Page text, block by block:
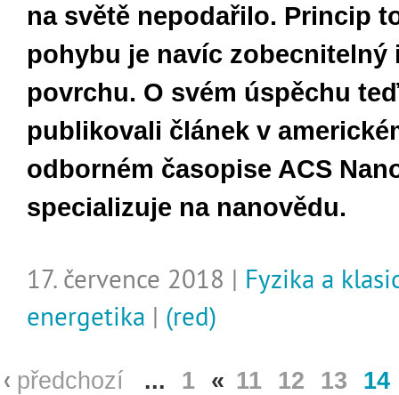
na světě nepodařilo. Princip
pohybu je navíc zobecnitelný
povrchu. O svém úspěchu
publikovali článek v
odborném časopise ACS
specializuje na nanovědu.
17. července 2018 | Fyzika a
energetika | (red)
předchozí ... 1 « 11 12 13 14